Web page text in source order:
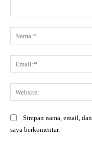
Simpan nama, email,
saya berkomentar.